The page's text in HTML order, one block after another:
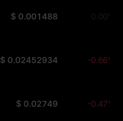
$ 0.001488 0.00%
$ 0.02452934 -0.66%
$ 0.02749 -0.47%